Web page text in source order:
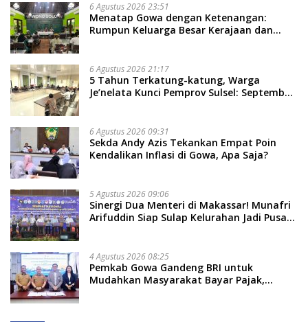
6 Agustus 2026 23:51
Menatap Gowa dengan Ketenangan:
Rumpun Keluarga Besar Kerajaan dan
Soal Adat dan Adab
6 Agustus 2026 21:17
5 Tahun Terkatung-katung, Warga
Je’nelata Kunci Pemprov Sulsel: September
6 Agustus 2026 09:31
Sekda Andy Azis Tekankan Empat Poin
Kendalikan Inflasi di Gowa, Apa Saja?
5 Agustus 2026 09:06
Sinergi Dua Menteri di Makassar! Munafri
Arifuddin Siap Sulap Kelurahan Jadi Pusat
4 Agustus 2026 08:25
Pemkab Gowa Gandeng BRI untuk
Mudahkan Masyarakat Bayar Pajak,